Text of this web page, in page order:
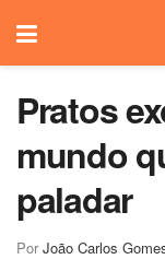
Pratos
mundo
paladar
Por João Carlos